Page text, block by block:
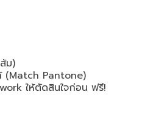
ม)
(Match Pantone)
ให้ตัดสินใจก่อน ฟรี!